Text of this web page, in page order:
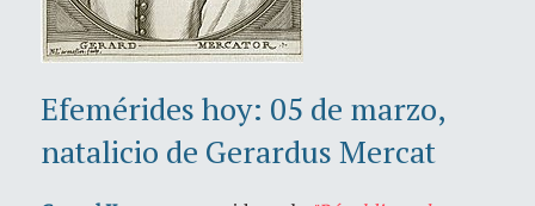
Efemérides hoy: 05 de marzo,
natalicio de Gerardus Mercat